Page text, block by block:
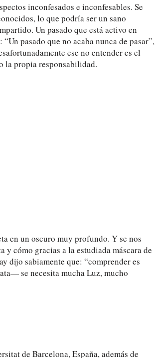
inconfesados e inconfesables. Se
lo que podría ser un sano
Un pasado que está activo en
pasado que no acaba nunca de pasar”,
ese no entender es el
la propia responsabilidad.
en un oscuro muy profundo. Y se nos
y cómo gracias a la estudiada máscara de
dijo sabiamente que: “comprender es
se necesita mucha Luz, mucho
de Barcelona, España, además de